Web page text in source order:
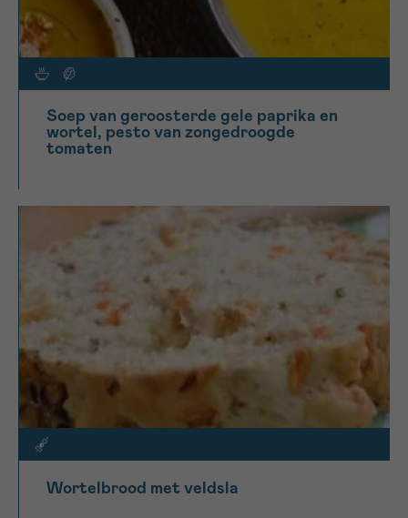
Soep van geroosterde gele paprika en
wortel, pesto van zongedroogde
tomaten
Wortelbrood met veldsla